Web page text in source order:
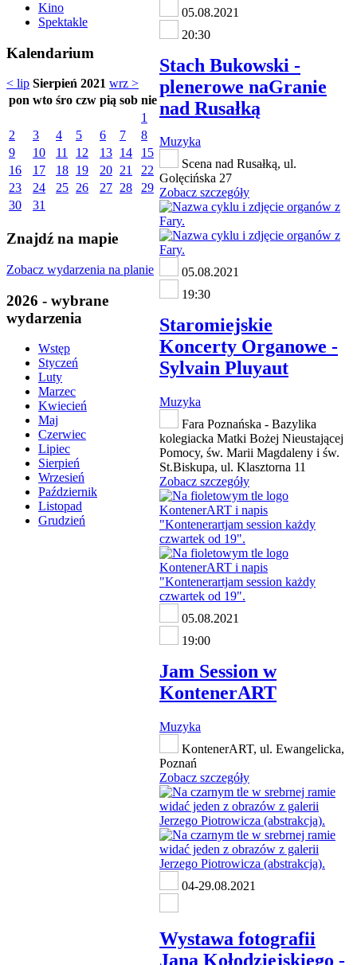
Kino
Spektakle
Kalendarium
< lip Sierpień 2021 wrz >
pon wto śro czw pią sob nie
1
2
3 4 5 6 7
8
9
10 11 12 13 14
15
16
17 18 19 20 21
22
23
24 25 26 27 28
29
30
31
Znajdź na mapie
Zobacz wydarzenia na planie
2026 - wybrane
wydarzenia
Wstęp
Styczeń
Luty
Marzec
Kwiecień
Maj
Czerwiec
Lipiec
Sierpień
Wrzesień
Październik
Listopad
Grudzień
05.08.2021
20:30
Stach Bukowski -
plenerowe naGranie
nad Rusałką
Muzyka
Scena nad Rusałką, ul.
Golęcińska 27
Zobacz szczegóły
05.08.2021
19:30
Staromiejskie
Koncerty Organowe -
Sylvain Pluyaut
Muzyka
Fara Poznańska - Bazylika
kolegiacka Matki Bożej Nieustającej
Pomocy, św. Marii Magdaleny i św.
St.Biskupa, ul. Klasztorna 11
Zobacz szczegóły
05.08.2021
19:00
Jam Session w
KontenerART
Muzyka
KontenerART, ul. Ewangelicka,
Poznań
Zobacz szczegóły
04-29.08.2021
Wystawa fotografii
Jana Kołodziejskiego -